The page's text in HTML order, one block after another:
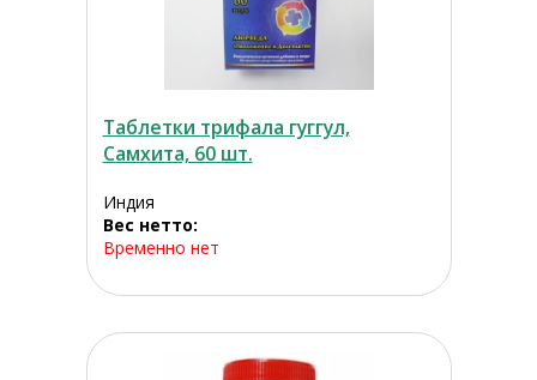
Таблетки трифала гуггул,
Самхита, 60 шт.
Индия
Вес нетто:
Временно нет